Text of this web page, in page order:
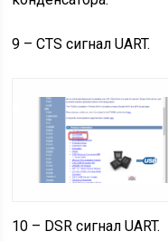
9 – CTS сигнал UART.
10 – DSR сигнал UART.